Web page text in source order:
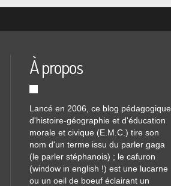
À propos
Lancé en 2006, ce blog pédagogique
d'histoire-géographie et d'éducation
morale et civique (E.M.C.) tire son
nom d'un terme issu du parler gaga
(le parler stéphanois) ; le cafuron
(window in english !) est une lucarne
ou un oeil de boeuf éclairant un